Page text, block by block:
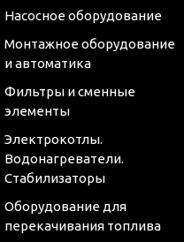
Насосное оборудование
Монтажное оборудование
и автоматика
Фильтры и сменные
элементы
Электрокотлы.
Водонагреватели.
Стабилизаторы
Оборудование для
перекачивания топлива